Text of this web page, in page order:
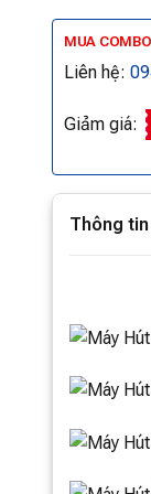
MUA
Liên hệ:
Giảm giá:
Thông